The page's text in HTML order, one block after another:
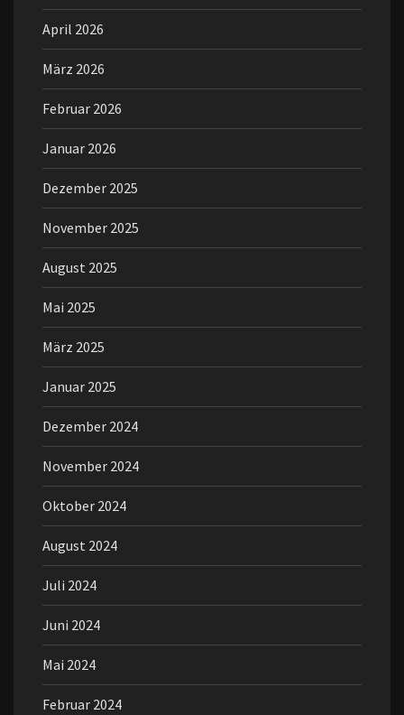
April 2026
März 2026
Februar 2026
Januar 2026
Dezember 2025
November 2025
August 2025
Mai 2025
März 2025
Januar 2025
Dezember 2024
November 2024
Oktober 2024
August 2024
Juli 2024
Juni 2024
Mai 2024
Februar 2024